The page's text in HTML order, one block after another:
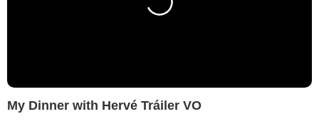
My Dinner with Hervé Tráiler VO